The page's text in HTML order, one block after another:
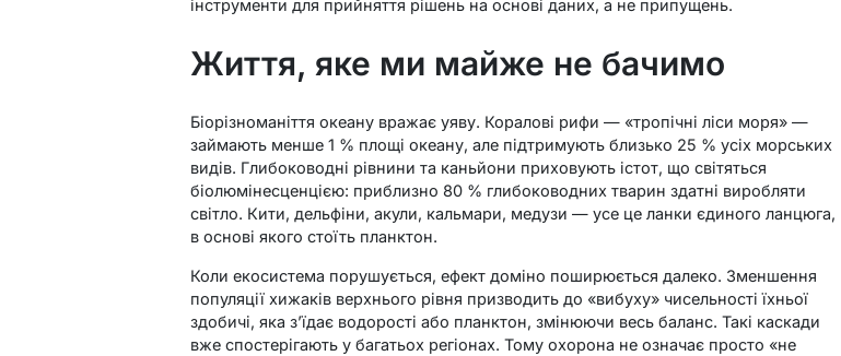
інструменти для прийняття рішень на основі даних, а не припущень.
Життя, яке ми майже не бачимо
Біорізноманіття океану вражає уяву. Коралові рифи — «тропічні ліси моря» —
займають менше 1 % площі океану, але підтримують близько 25 % усіх морських
видів. Глибоководні рівнини та каньйони приховують істот, що світяться
біолюмінесценцією: приблизно 80 % глибоководних тварин здатні виробляти
світло. Кити, дельфіни, акули, кальмари, медузи — усе це ланки єдиного ланцюга,
в основі якого стоїть планктон.
Коли екосистема порушується, ефект доміно поширюється далеко. Зменшення
популяції хижаків верхнього рівня призводить до «вибуху» чисельності їхньої
здобичі, яка з’їдає водорості або планктон, змінюючи весь баланс. Такі каскади
вже спостерігають у багатьох регіонах. Тому охорона не означає просто «не